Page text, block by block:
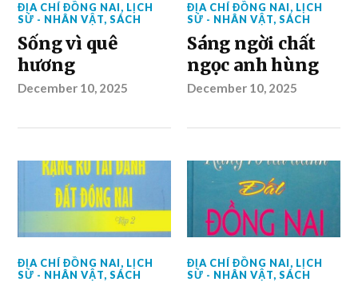
ĐỊA CHÍ ĐỒNG NAI, LỊCH
SỬ - NHÂN VẬT,SÁCH
Sống vì quê
hương
December 10, 2025
ĐỊA CHÍ ĐỒNG NAI, LỊCH
SỬ - NHÂN VẬT,SÁCH
Sáng ngời chất
ngọc anh hùng
December 10, 2025
ĐỊA CHÍ ĐỒNG NAI, LỊCH
SỬ - NHÂN VẬT,SÁCH
ĐỊA CHÍ ĐỒNG NAI, LỊCH
SỬ - NHÂN VẬT,SÁCH